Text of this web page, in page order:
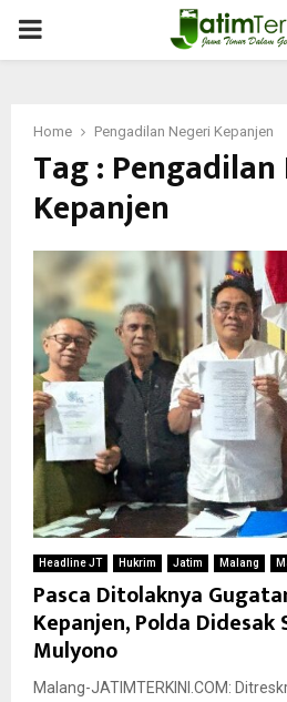
PRIMARY
Home Pengadilan Negeri Kepanjen
Tag :
Kepanjen
Headline JT Hukrim Jatim Malang
Pasca Ditolaknya
Kepanjen, Polda Didesak
Mulyono
Malang-JATIMTERKINI.COM: